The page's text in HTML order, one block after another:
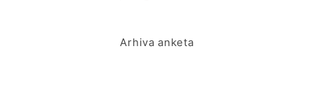
Arhiva anketa